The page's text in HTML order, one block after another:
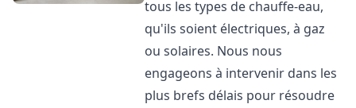
tous les types de chauffe-eau,
qu'ils soient électriques, à gaz
ou solaires. Nous nous
engageons à intervenir dans les
plus brefs délais pour résoudre